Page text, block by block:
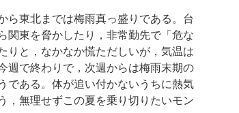
東北までは梅雨真っ盛りである。台
関東を脅かしたり，非常勤先で「危な
りと，なかなか慌ただしいが，気温は
週で終わりで，次週からは梅雨末期の
である。体が追い付かないうちに熱気
，無理せずこの夏を乗り切りたいモン